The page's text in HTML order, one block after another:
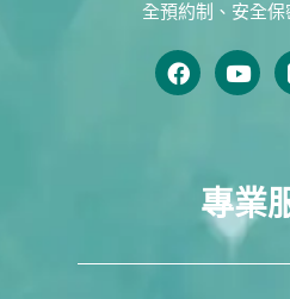
全預約制、安全
專業